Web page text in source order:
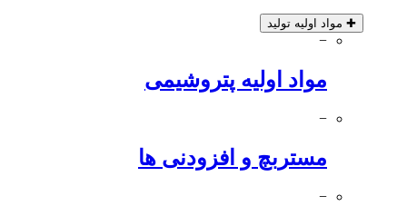
✚ مواد اولیه تولید
−
مواد اولیه پتروشیمی
−
مستربچ و افزودنی ها
−